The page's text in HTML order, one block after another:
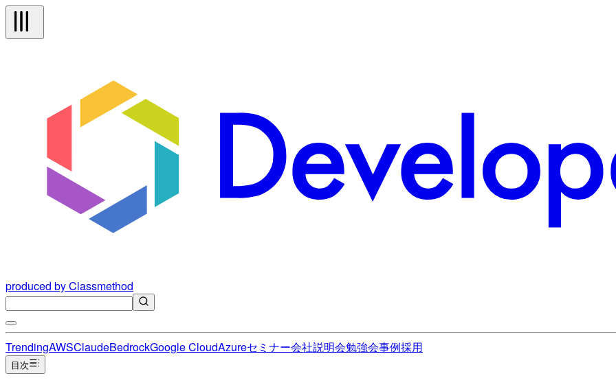
produced by Classmethod
TrendingAWSClaudeBedrockGoogle CloudAzureセミナー会社説明会勉強会事例採用
目次